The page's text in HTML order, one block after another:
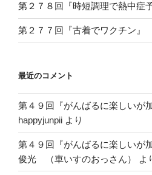
第２７８回『時短調理で熱中症予
第２７７回『古着でワクチン』
最近のコメント
第４９回『がんばるに楽しいが
happyjunpii より
第４９回『がんばるに楽しいが
俊光 （車いすのおっさん）
よ